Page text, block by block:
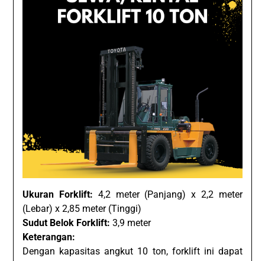
Ukuran Forklift: 4,2 meter (Panjang) x 2,2 meter
(Lebar) x 2,85 meter (Tinggi)
Sudut Belok Forklift: 3,9 meter
Keterangan:
Dengan kapasitas angkut 10 ton, forklift ini dapat